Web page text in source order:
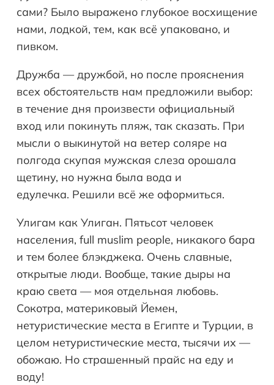
сами? Было выражено глубокое восхищение
нами, лодкой, тем, как всё упаковано, и
пивком.
Дружба — дружбой, но после прояснения
всех обстоятельств нам предложили выбор:
в течение дня произвести официальный
вход или покинуть пляж, так сказать. При
мысли о выкинутой на ветер соляре на
полгода скупая мужская слеза орошала
щетину, но нужна была вода и
едулечка. Решили всё же оформиться.
Улигам как Улиган. Пятьсот человек
населения, full muslim people, никакого бара
и тем более блэкджека. Очень славные,
открытые люди. Вообще, такие дыры на
краю света — моя отдельная любовь.
Сокотра, материковый Йемен,
нетуристические места в Египте и Турции, в
целом нетуристические места, тысячи их —
обожаю. Но страшенный прайс на еду и
воду!